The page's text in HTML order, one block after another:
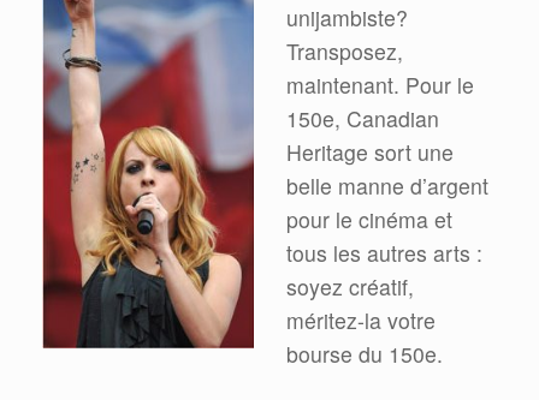
unijambiste?
Transposez,
maintenant. Pour le
150e, Canadian
Heritage sort une
belle manne d’argent
pour le cinéma et
tous les autres arts :
soyez créatif,
méritez-la votre
bourse du 150e.